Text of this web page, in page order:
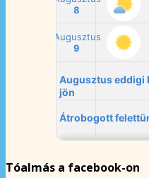
Tóalmás a facebook-on